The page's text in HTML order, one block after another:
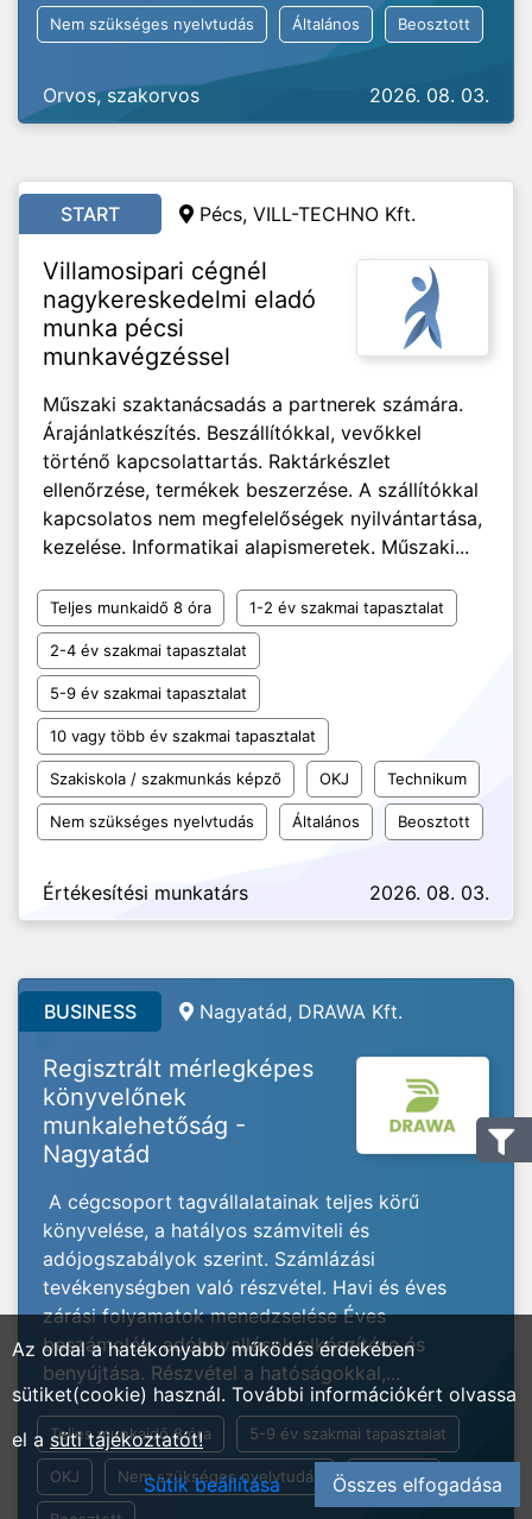
Nem szükséges nyelvtudás Általános Beosztott
Orvos, szakorvos 2026. 08. 03.
START Pécs, VILL-TECHNO Kft.
Villamosipari cégnél
nagykereskedelmi eladó
munka pécsi
munkavégzéssel
Műszaki szaktanácsadás a partnerek számára.
Árajánlatkészítés. Beszállítókkal, vevőkkel
történő kapcsolattartás. Raktárkészlet
ellenőrzése, termékek beszerzése. A szállítókkal
kapcsolatos nem megfelelőségek nyilvántartása,
kezelése. Informatikai alapismeretek. Műszaki...
Teljes munkaidő 8 óra 1-2 év szakmai tapasztalat
2-4 év szakmai tapasztalat
5-9 év szakmai tapasztalat
10 vagy több év szakmai tapasztalat
Szakiskola / szakmunkás képző OKJ Technikum
Nem szükséges nyelvtudás Általános Beosztott
Értékesítési munkatárs 2026. 08. 03.
BUSINESS Nagyatád, DRAWA Kft.
Regisztrált mérlegképes
könyvelőnek
munkalehetőság -
Nagyatád
A cégcsoport tagvállalatainak teljes körű
könyvelése, a hatályos számviteli és
adójogszabályok szerint. Számlázási
tevékenységben való részvétel. Havi és éves
zárási folyamatok menedzselése Éves
beszámolók, adóbevallások elkészítése és
benyújtása. Részvétel a hatóságokkal,...
Teljes munkaidő 8 óra 5-9 év szakmai tapasztalat
OKJ Nem szükséges nyelvtudás Általános
Az oldal a hatékonyabb működés érdekében
sütiket(cookie) használ. További információkért olvassa
el a süti tájékoztatót!
Sütik beállítása
Összes elfogadása